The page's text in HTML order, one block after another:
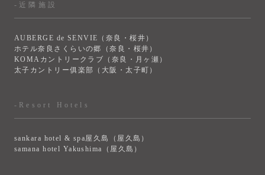
-近隣施設
AUBERGE de SENVIE（奈良・桜井）
ホテル奈良さくらいの郷（奈良・桜井）
KOMAカントリークラブ（奈良・月ヶ瀬）
太子カントリー俱楽部（大阪・太子町）
-Resort Hotels
sankara hotel & spa屋久島（屋久島）
samana hotel Yakushima（屋久島）